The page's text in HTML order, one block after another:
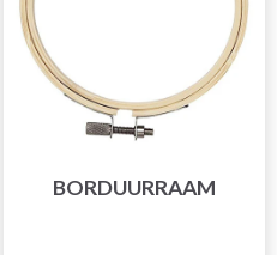
BORDUURRAAM